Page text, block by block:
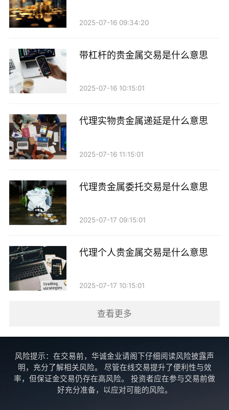
货延期交收合约，投资者可以用较小的资金控制较大的
交易量。这种杠杆效应既可以放大收益，也可能加大风
承受能力。
四、价格透明
现货市场的价格通常比较透明，投资者可以通过各
种渠道获取实时的市场报价。这种透明度使得投资者在
进行延期交收时能够更好地把握市场动态，从而做出更
和分析工具，帮助投资者更好地理解市场趋势。
五、降低持有成本
的存储和保险等费用，而现货延期交收合约则不需要实
际持有贵金属，因此可以有效降低持有成本。投资者可
以把更多的资金投入到交易中，而不是用来支付存储费
那些希望降低交易成本的投资者。
现货延期交收合约还可以作为风险管理的工具。投
资者可以通过这种合约对冲其他投资组合中的风险。例
2025-07-16 09:34:20
带杠杆的贵金属交易是什么意思
2025-07-16 10:15:01
代理实物贵金属递延是什么意思
2025-07-16 11:15:01
代理贵金属委托交易是什么意思
2025-07-17 09:15:01
代理个人贵金属交易是什么意思
2025-07-17 10:15:01
查看更多
风险提示：在交易前，华诚金业请阁下仔细阅读风险披露声
明，充分了解相关风险。 尽管在线交易提升了便利性与效
率，但保证金交易仍存在高风险。 投资者应在参与交易前做
好充分准备，以应对可能的风险。